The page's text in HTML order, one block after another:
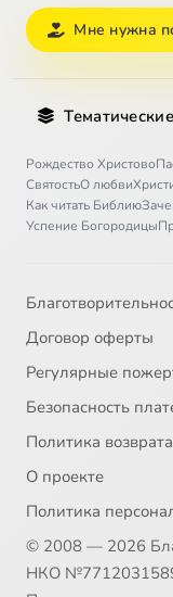
Мне нужна
Рождество Христово
СвятостьО любви
Как читать Библию
Успение Богородицы
Договор оферты
Регулярные
Безопасность
Политика возврата
О проекте
Политика
© 2008 — 2026
НКО